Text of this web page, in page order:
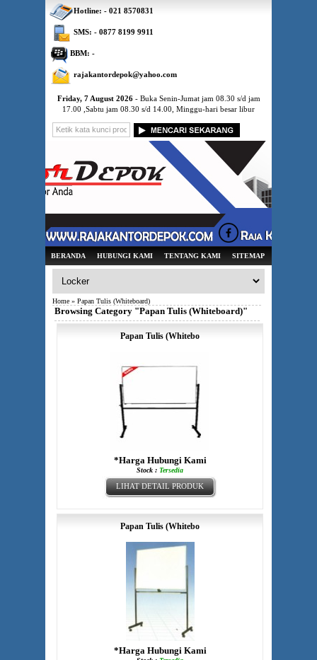
Friday, 7 August 2026- Buka Senin-Jumat jam 08.30 s/d jam
17.00 ,Sabtu jam 08.30 s/d 14.00, Minggu-hari besar libur
BERANDA HUBUNGI KAMI TENTANG KAMI SITEMAP
Home » Papan Tulis (Whiteboard)
Browsing Category "Papan Tulis (Whiteboard)"
Papan Tulis (Whitebo
*Harga Hubungi Kami
Stock : Tersedia
LIHAT DETAIL PRODUK
Papan Tulis (Whitebo
*Harga Hubungi Kami
Hotline: - 021 8570831
SMS: - 0877 8199 9911
BBM: -
rajakantordepok@yahoo.com